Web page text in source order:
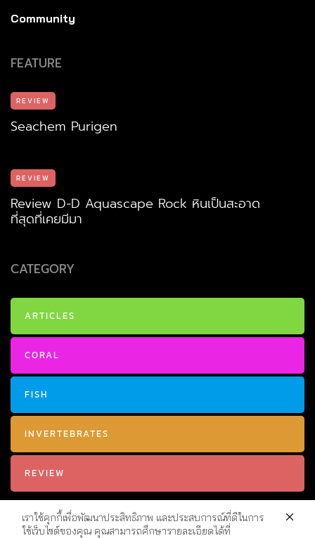
Community
FEATURE
REVIEW
Seachem Purigen
REVIEW
Review D-D Aquascape Rock หินเป็นสะอาด
ที่สุดที่เคยมีมา
CATEGORY
ARTICLES
CORAL
FISH
INVERTEBRATES
REVIEW
เราใช้คุกกี้เพื่อพัฒนาประสิทธิภาพ และประสบการณ์ที่ดีในการ
ใช้เว็บไซต์ของคุณ คุณสามารถศึกษารายละเอียดได้ที่